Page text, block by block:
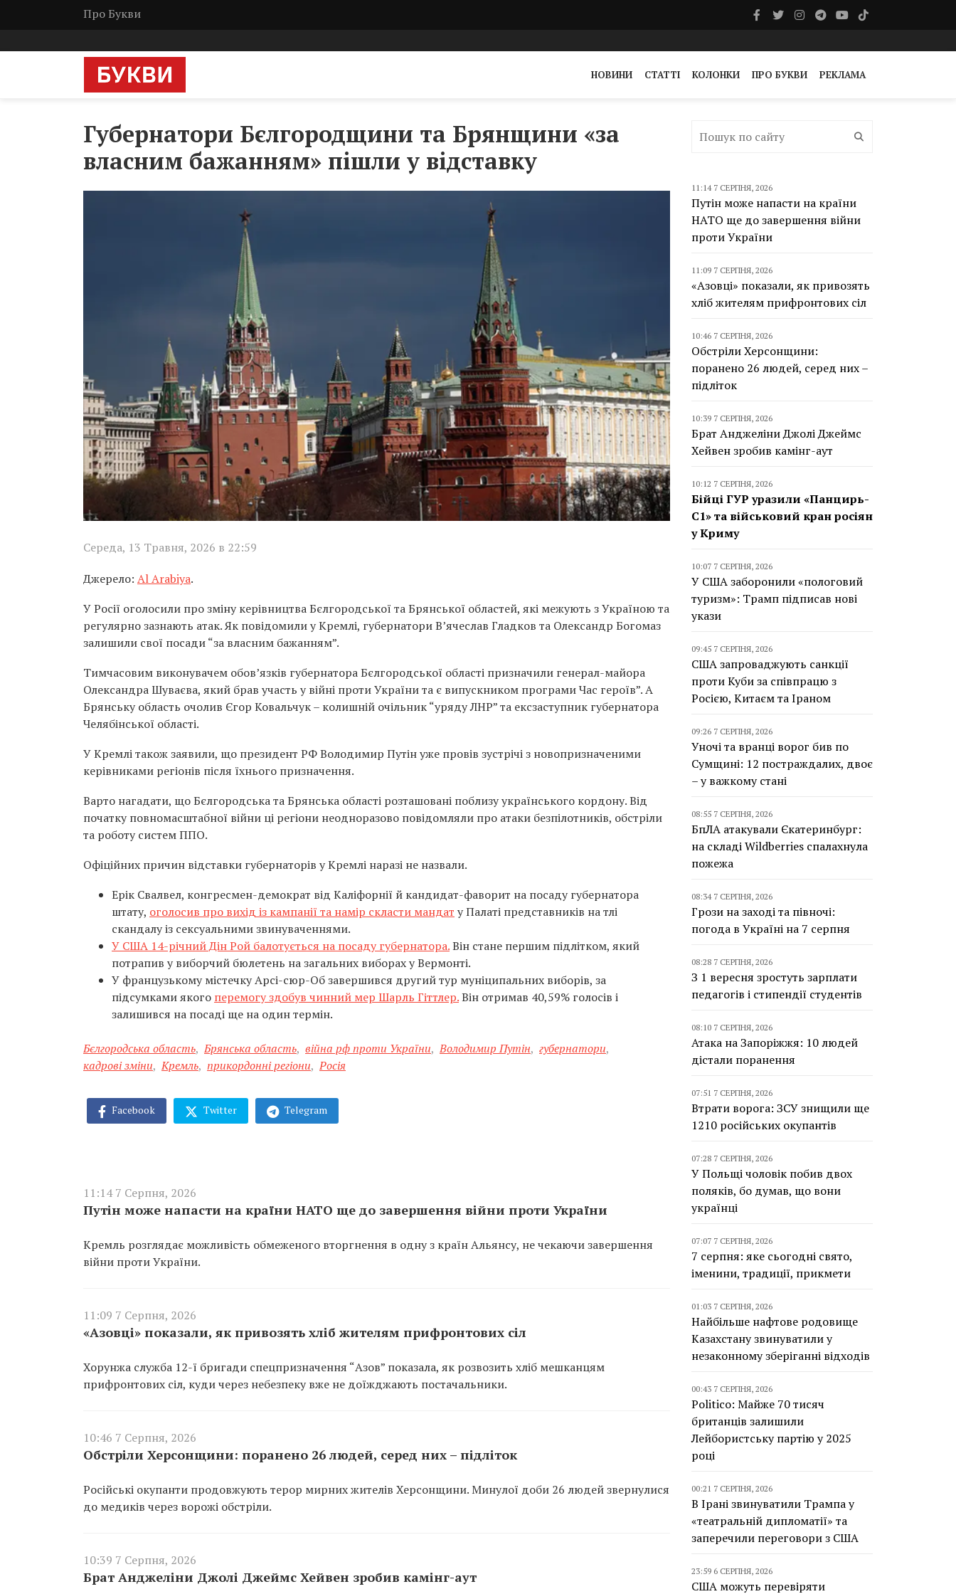
Про Букви
НОВИНИ СТАТТІ КОЛОНКИ ПРО БУКВИ РЕКЛАМА
Губернатори Бєлгородщини та Брянщини «за
власним бажанням» пішли у відставку
Середа, 13 Травня, 2026 в 22:59
Джерело: Al Arabiya.
У Росії оголосили про зміну керівництва Бєлгородської та Брянської областей, які межують з Україною та
регулярно зазнають атак. Як повідомили у Кремлі, губернатори В’ячеслав Гладков та Олександр Богомаз
залишили свої посади “за власним бажанням”.
Тимчасовим виконувачем обов’язків губернатора Бєлгородської області призначили генерал-майора
Олександра Шуваєва, який брав участь у війні проти України та є випускником програми Час героїв”. А
Брянську область очолив Єгор Ковальчук – колишній очільник “уряду ЛНР” та ексзаступник губернатора
Челябінської області.
У Кремлі також заявили, що президент РФ Володимир Путін уже провів зустрічі з новопризначеними
керівниками регіонів після їхнього призначення.
Варто нагадати, що Бєлгородська та Брянська області розташовані поблизу українського кордону. Від
початку повномасштабної війни ці регіони неодноразово повідомляли про атаки безпілотників, обстріли
та роботу систем ППО.
Офіційних причин відставки губернаторів у Кремлі наразі не назвали.
Ерік Свалвел, конгресмен-демократ від Каліфорнії й кандидат-фаворит на посаду губернатора
штату, оголосив про вихід із кампанії та намір скласти мандат у Палаті представників на тлі
скандалу із сексуальними звинуваченнями.
У США 14-річний Дін Рой балотується на посаду губернатора.Він стане першим підлітком, який
потрапив у виборчий бюлетень на загальних виборах у Вермонті.
У французькому містечку Арсі-сюр-Об завершився другий тур муніципальних виборів, за
підсумками якого перемогу здобув чинний мер Шарль Гіттлер.Він отримав 40,59% голосів і
залишився на посаді ще на один термін.
Бєлгородська область, Брянська область, війна рф проти України, Володимир Путін, губернатори,
кадрові зміни, Кремль, прикордонні регіони, Росія
Facebook Twitter Telegram
11:14 7 Серпня, 2026
Путін може напасти на країни НАТО ще до завершення війни проти України
Кремль розглядає можливість обмеженого вторгнення в одну з країн Альянсу, не чекаючи завершення
війни проти України.
11:09 7 Серпня, 2026
«Азовці» показали, як привозять хліб жителям прифронтових сіл
Хорунжа служба 12-ї бригади спецпризначення “Азов” показала, як розвозить хліб мешканцям
прифронтових сіл, куди через небезпеку вже не доїжджають постачальники.
10:46 7 Серпня, 2026
Обстріли Херсонщини: поранено 26 людей, серед них – підліток
Російські окупанти продовжують терор мирних жителів Херсонщини. Минулої доби 26 людей звернулися
до медиків через ворожі обстріли.
10:39 7 Серпня, 2026
Брат Анджеліни Джолі Джеймс Хейвен зробив камінг-аут
11:14 7 СЕРПНЯ, 2026
Путін може напасти на країни
НАТО ще до завершення війни
проти України
11:09 7 СЕРПНЯ, 2026
«Азовці» показали, як привозять
хліб жителям прифронтових сіл
10:46 7 СЕРПНЯ, 2026
Обстріли Херсонщини:
поранено 26 людей, серед них –
підліток
10:39 7 СЕРПНЯ, 2026
Брат Анджеліни Джолі Джеймс
Хейвен зробив камінг-аут
10:12 7 СЕРПНЯ, 2026
Бійці ГУР уразили «Панцирь-
С1» та військовий кран росіян
у Криму
10:07 7 СЕРПНЯ, 2026
У США заборонили «пологовий
туризм»: Трамп підписав нові
укази
09:45 7 СЕРПНЯ, 2026
США запроваджують санкції
проти Куби за співпрацю з
Росією, Китаєм та Іраном
09:26 7 СЕРПНЯ, 2026
Уночі та вранці ворог бив по
Сумщині: 12 постраждалих, двоє
– у важкому стані
08:55 7 СЕРПНЯ, 2026
БпЛА атакували Єкатеринбург:
на складі Wildberries спалахнула
пожежа
08:34 7 СЕРПНЯ, 2026
Грози на заході та півночі:
погода в Україні на 7 серпня
08:28 7 СЕРПНЯ, 2026
З 1 вересня зростуть зарплати
педагогів і стипендії студентів
08:10 7 СЕРПНЯ, 2026
Атака на Запоріжжя: 10 людей
дістали поранення
07:51 7 СЕРПНЯ, 2026
Втрати ворога: ЗСУ знищили ще
1210 російських окупантів
07:28 7 СЕРПНЯ, 2026
У Польщі чоловік побив двох
поляків, бо думав, що вони
українці
07:07 7 СЕРПНЯ, 2026
7 серпня: яке сьогодні свято,
іменини, традиції, прикмети
01:03 7 СЕРПНЯ, 2026
Найбільше нафтове родовище
Казахстану звинуватили у
незаконному зберіганні відходів
00:43 7 СЕРПНЯ, 2026
Politico: Майже 70 тисяч
британців залишили
Лейбористську партію у 2025
році
00:21 7 СЕРПНЯ, 2026
В Ірані звинуватили Трампа у
«театральній дипломатії» та
заперечили переговори з США
23:59 6 СЕРПНЯ, 2026
США можуть перевіряти